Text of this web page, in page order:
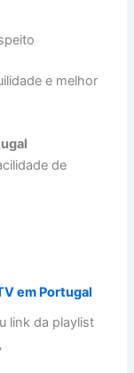
e melhor
de
em Portugal
link da playlist